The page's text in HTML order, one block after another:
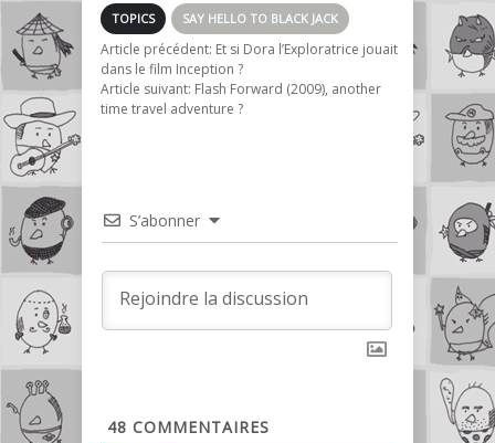
TOPICS SAY HELLO TO BLACK JACK
Article précédent: Et si Dora l’Exploratrice jouait
dans le film Inception ?
Article suivant: Flash Forward (2009), another
time travel adventure ?
S’abonner
48 COMMENTAIRES